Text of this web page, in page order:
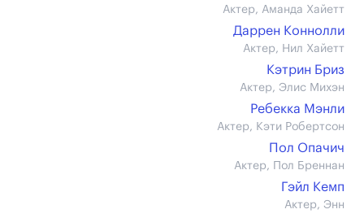
Актер, Аманда Хайетт
Даррен Коннолли
Актер, Нил Хайетт
Кэтрин Бриз
Актер, Элис Михэн
Ребекка Мэнли
Актер, Кэти Робертсон
Пол Опачич
Актер, Пол Бреннан
Гэйл Кемп
Актер, Энн